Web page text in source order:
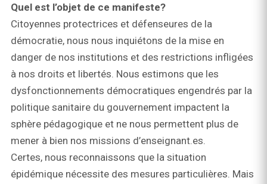
Quel est l’objet de ce manifeste?
Citoyennes protectrices et défenseures de la
démocratie, nous nous inquiétons de la mise en
danger de nos institutions et des restrictions infligées
à nos droits et libertés. Nous estimons que les
dysfonctionnements démocratiques engendrés par la
politique sanitaire du gouvernement impactent la
sphère pédagogique et ne nous permettent plus de
mener à bien nos missions d’enseignant.es.
Certes, nous reconnaissons que la situation
épidémique nécessite des mesures particulières. Mais